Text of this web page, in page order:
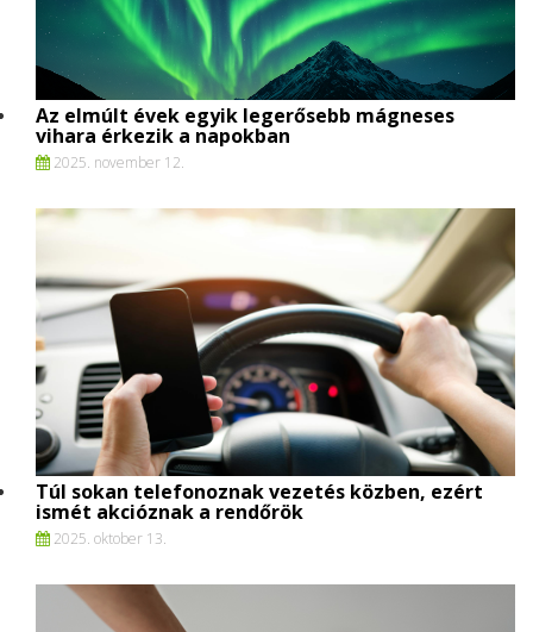
Az elmúlt évek egyik legerősebb mágneses
vihara érkezik a napokban
2025. november 12.
Túl sokan telefonoznak vezetés közben, ezért
ismét akcióznak a rendőrök
2025. oktober 13.